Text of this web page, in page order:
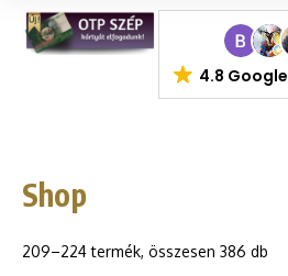
4.8 Google
Shop
209–224 termék, összesen 386 db